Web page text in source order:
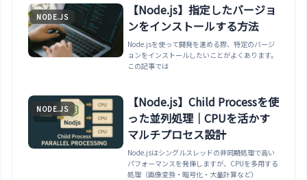
の作り方、OSの区切り文字とpath.posixまで整
理します。
NODE.JS
【Node.js】指定したバージョ
ンをインストールする方法
Node.jsを使って開発を進める際、特定のバージ
ョンをインストールしたいことがよくあります。
この記事では
NODE.JS
【Node.js】Child Processを使
った並列処理｜CPUを活かす
マルチプロセス設計
Node.jsはシングルスレッドの非同期処理で高い
パフォーマンスを発揮しますが、CPUを多用する
処理（画像変換・暗号化・大量計算など）